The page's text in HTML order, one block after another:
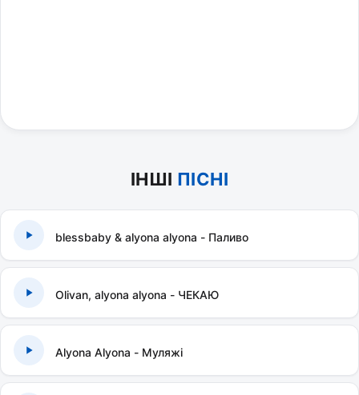
ІНШІ ПІСНІ
blessbaby & alyona alyona - Паливо
Olivan, alyona alyona - ЧЕКАЮ
Alyona Alyona - Муляжі